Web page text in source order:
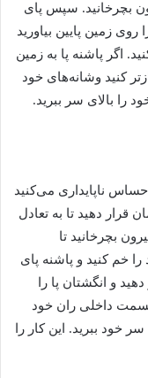
به سمت بیرون بچرخانید. سپس پای
زمین پایین بیاورید
اگر پاشنه پا به زمین
کنید و‌شانه‌های خود
را بالای سر ببرید.
ناپایداری می‌کنید
قرار دهید تا به تعادل
بچرخانید تا
خم کنید و پاشنه پای
و انگشتان پا را
داخلی ران خود
خود ببرید. این کار را